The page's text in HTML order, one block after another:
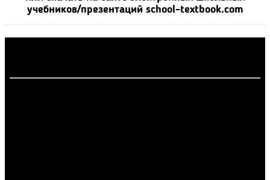
учебников/презентаций school-textbook.com